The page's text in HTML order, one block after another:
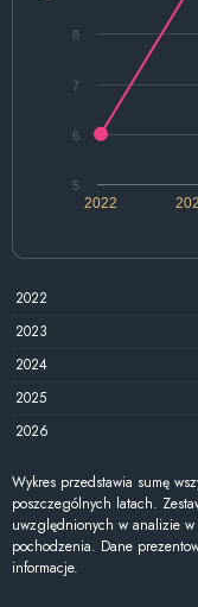
2022
5
6
7
8
2022
2023
2024
2025
2026
Wykres przedstawia sumę
poszczególnych latach.
uwzględnionych w analizie
pochodzenia. Dane
informacje.